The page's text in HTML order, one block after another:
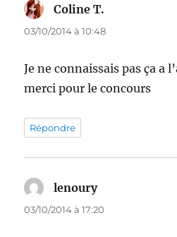
Coline T.
03/10/2014 à 10:48
Je ne connaissais pas ça a
merci pour le concours
Répondre
lenourydit :
03/10/2014 à 17:20